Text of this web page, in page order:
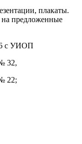
плакаты.
предложенные
с УИОП